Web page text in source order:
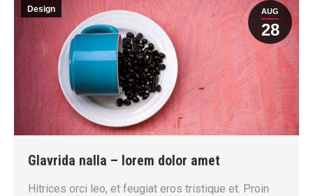
AUG
28
Design
Glavrida nalla – lorem dolor amet
Hitrices orci leo, et feugiat eros tristique et. Proin